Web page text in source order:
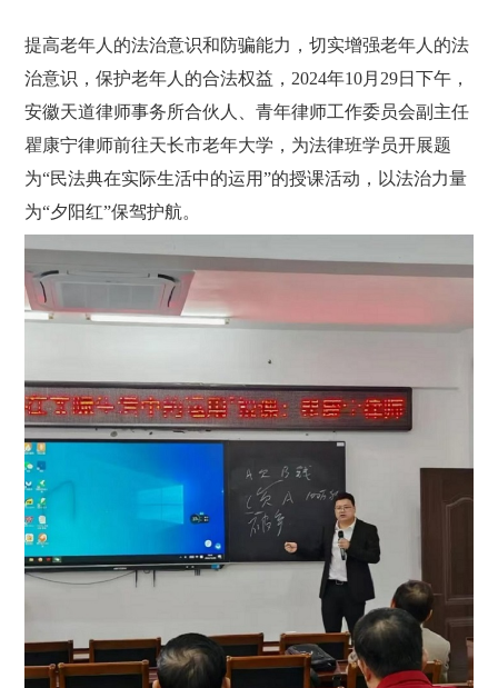
提高老年人的法治意识和防骗能力，切实增强老年人的法
治意识，保护老年人的合法权益，2024年10月29日下午，
安徽天道律师事务所合伙人、青年律师工作委员会副主任
瞿康宁律师前往天长市老年大学，为法律班学员开展题
为“民法典在实际生活中的运用”的授课活动，以法治力量
为“夕阳红”保驾护航。